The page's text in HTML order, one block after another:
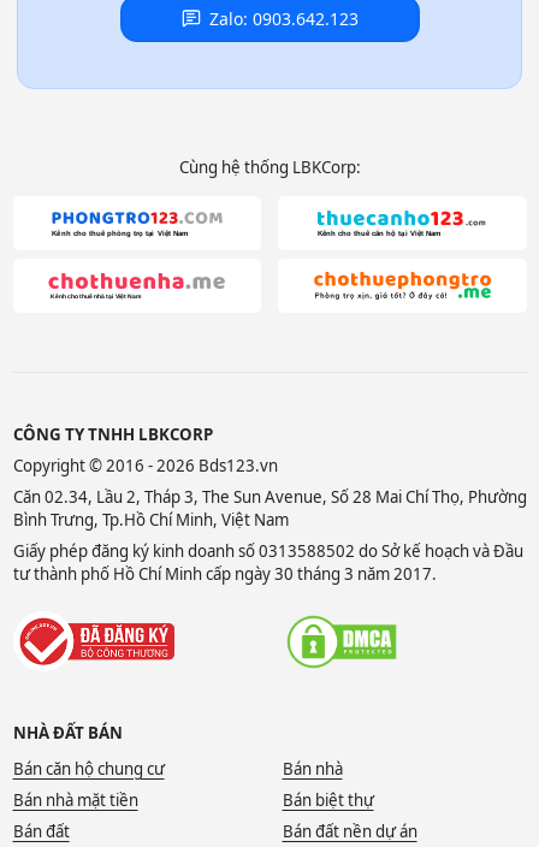
Zalo: 0903.642.123
Cùng hệ thống LBKCorp:
CÔNG TY TNHH LBKCORP
Copyright © 2016 - 2026 Bds123.vn
Căn 02.34, Lầu 2, Tháp 3, The Sun Avenue, Số 28 Mai Chí Thọ, Phường
Bình Trưng, Tp.Hồ Chí Minh, Việt Nam
Giấy phép đăng ký kinh doanh số 0313588502 do Sở kế hoạch và Đầu
tư thành phố Hồ Chí Minh cấp ngày 30 tháng 3 năm 2017.
NHÀ ĐẤT BÁN
Bán căn hộ chung cư
Bán nhà
Bán nhà mặt tiền
Bán biệt thự
Bán đất
Bán đất nền dự án